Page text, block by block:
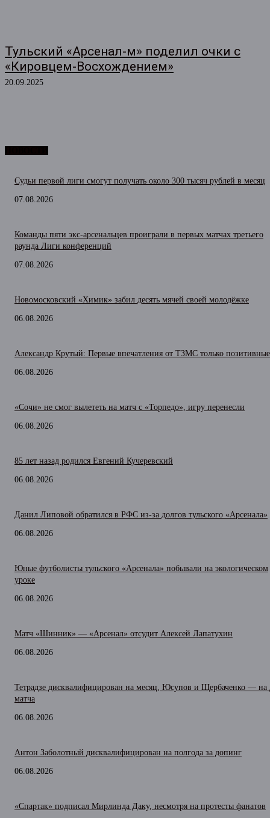
Тульский «Арсенал-м» поделил очки с
«Кировцем-Восхождением»
20.09.2025
Судьи первой лиги смогут получать около 300 тысяч рублей в месяц
07.08.2026
Команды пяти экс-арсенальцев проиграли в первых матчах третьего
раунда Лиги конференций
07.08.2026
Новомосковский «Химик» забил десять мячей своей молодёжке
06.08.2026
Александр Крутый: Первые впечатления от ТЗМС только позитивные
06.08.2026
«Сочи» не смог вылететь на матч с «Торпедо», игру перенесли
06.08.2026
85 лет назад родился Евгений Кучеревский
06.08.2026
Данил Липовой обратился в РФС из-за долгов тульского «Арсенала»
06.08.2026
Юные футболисты тульского «Арсенала» побывали на экологическом
уроке
06.08.2026
Матч «Шинник» — «Арсенал» отсудит Алексей Лапатухин
06.08.2026
Тетрадзе дисквалифицирован на месяц, Юсупов и Щербаченко — на
матча
06.08.2026
Антон Заболотный дисквалифицирован на полгода за допинг
06.08.2026
«Спартак» подписал Мирлинда Даку, несмотря на протесты фанатов